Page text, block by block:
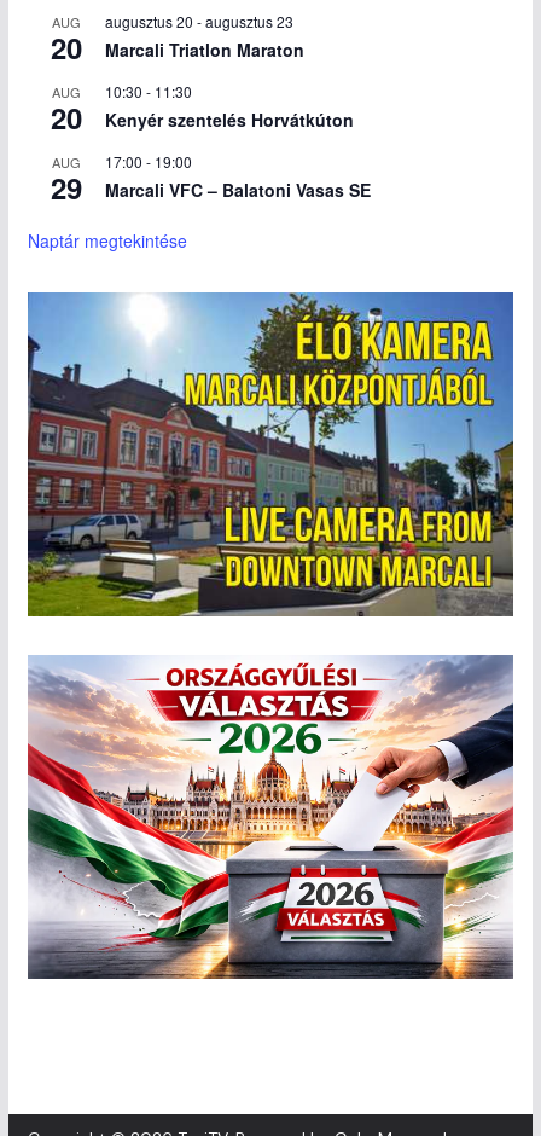
AUG
20
augusztus 20 -augusztus 23
Marcali Triatlon Maraton
AUG
20
10:30 - 11:30
Kenyér szentelés Horvátkúton
AUG
29
17:00 - 19:00
Marcali VFC – Balatoni Vasas SE
Naptár megtekintése